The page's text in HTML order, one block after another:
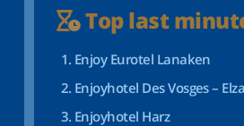
Top last
Enjoy Eurotel Lanaken
Enjoyhotel Des Vosges –
Enjoyhotel Harz